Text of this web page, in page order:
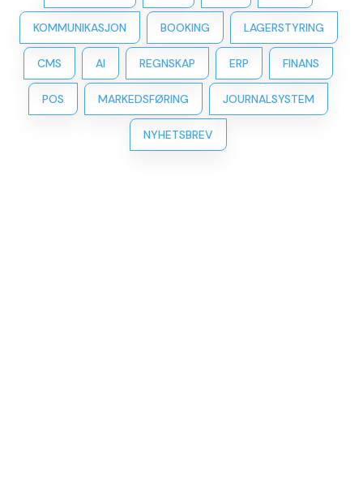
KOMMUNIKASJON BOOKING LAGERSTYRING
CMS AI REGNSKAP ERP FINANS
POS MARKEDSFØRING JOURNALSYSTEM
NYHETSBREV